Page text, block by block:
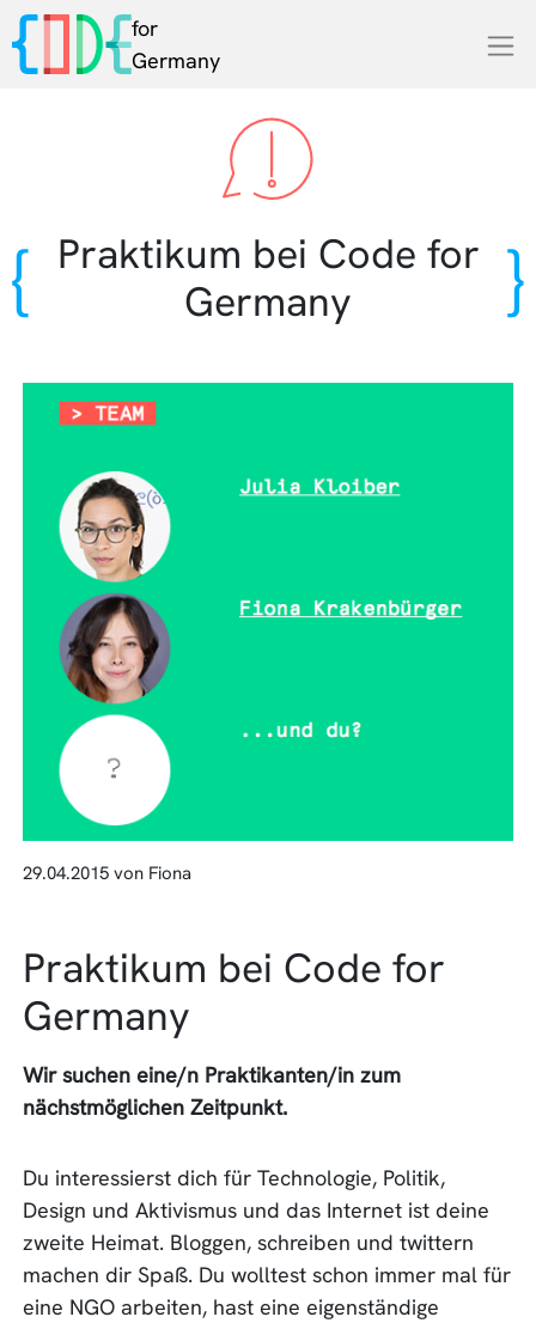
for
Germany
Praktikum bei Code for
Germany
29.04.2015 von Fiona
Praktikum bei Code for
Germany
Wir suchen eine/n Praktikanten/in zum
nächstmöglichen Zeitpunkt.
Du interessierst dich für Technologie, Politik,
Design und Aktivismus und das Internet ist deine
zweite Heimat. Bloggen, schreiben und twittern
machen dir Spaß. Du wolltest schon immer mal für
eine NGO arbeiten, hast eine eigenständige